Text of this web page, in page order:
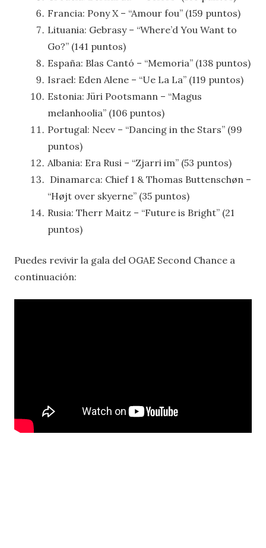
Francia: Pony X – “Amour fou” (159 puntos)
Lituania: Gebrasy – “Where’d You Want to
Go?” (141 puntos)
España: Blas Cantó – “Memoria” (138 puntos)
Israel: Eden Alene – “Ue La La” (119 puntos)
Estonia: Jüri Pootsmann – “Magus
melanhoolia” (106 puntos)
Portugal: Neev – “Dancing in the Stars” (99
puntos)
Albania: Era Rusi – “Zjarri im” (53 puntos)
Dinamarca: Chief 1 & Thomas Buttenschøn –
“Højt over skyerne” (35 puntos)
Rusia: Therr Maitz – “Future is Bright” (21
puntos)
Puedes revivir la gala del OGAE Second Chance a
continuación: